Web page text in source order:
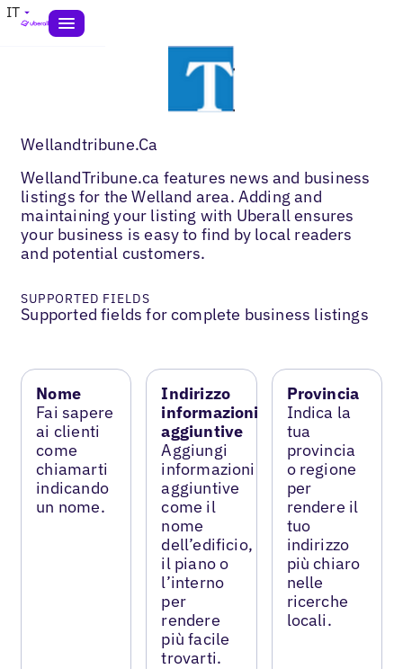
IT
Wellandtribune.Ca
WellandTribune.ca features news and business
listings for the Welland area. Adding and
maintaining your listing with Uberall ensures
your business is easy to find by local readers
and potential customers.
SUPPORTED FIELDS
Supported fields for complete business listings
Nome
Fai sapere
ai clienti
come
chiamarti
indicando
un nome.
Indirizzo
informazioni
aggiuntive
Aggiungi
informazioni
aggiuntive
come il
nome
dell’edificio,
il piano o
l’interno
per
rendere
più facile
trovarti.
Provincia
Indica la
tua
provincia
o regione
per
rendere il
tuo
indirizzo
più chiaro
nelle
ricerche
locali.